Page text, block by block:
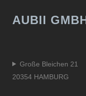
AUBII
Große Bleichen 21
20354 HAMBURG